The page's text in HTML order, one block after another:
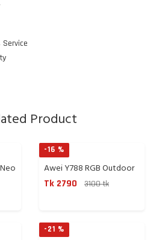
Service
Product
-16 %
Awei Y788 RGB Outdoor
Porta...
Tk 2790
3100 tk
-21 %